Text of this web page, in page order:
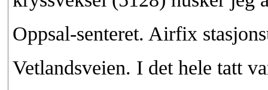
Oppsal-senteret. Airfix
Vetlandsveien. I det hele tatt